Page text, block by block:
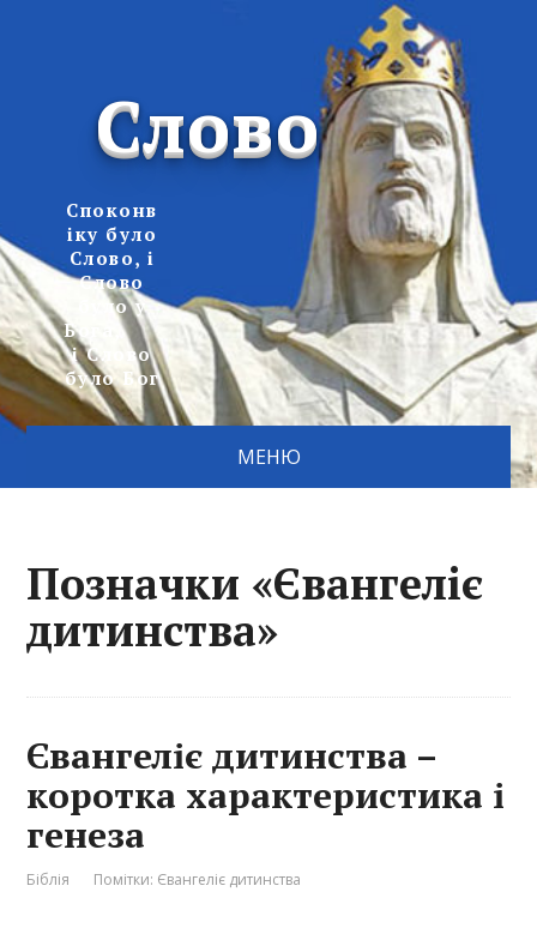
Слово
Споконв
іку було
Слово, і
Слово
було у
Бога,
і Слово
було Бог
МЕНЮ
Позначки «Євангеліє
дитинства»
Євангеліє дитинства –
коротка характеристика і
генеза
Біблія Помітки: Євангеліє дитинства